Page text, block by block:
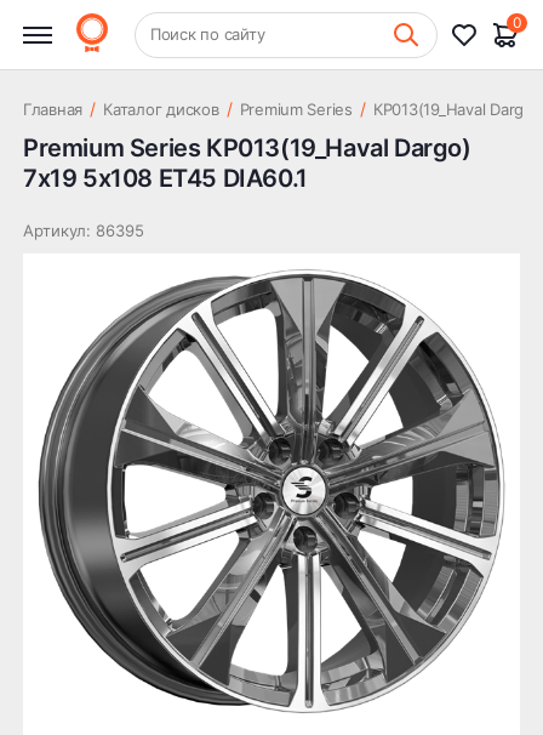
+7 (831) 261-35-35 Шиномонтаж
Поиск по сайту
0
Dargo) 7x19 5x108 ET45 DIA60.1
Главная / Каталог дисков / Premium Series / КР013(19_Haval Dargo)
Premium Series КР013(19_Haval Dargo)
7x19 5x108 ET45 DIA60.1
Артикул: 86395